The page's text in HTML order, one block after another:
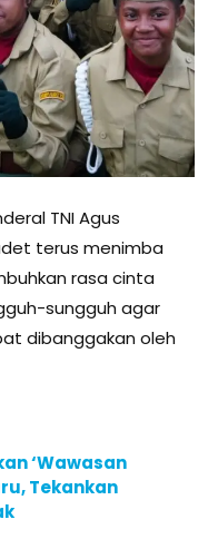
TNI Agus
terus menimba
rasa cinta
sungguh agar
dibanggakan oleh
‘Wawasan
Tekankan